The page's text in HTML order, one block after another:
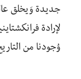
جديدة وَيخلق
لإرادة
وُجودنا من